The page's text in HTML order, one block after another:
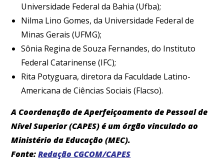
Universidade Federal da Bahia (Ufba);
Nilma Lino Gomes, da Universidade Federal de
Minas Gerais (UFMG);
Sônia Regina de Souza Fernandes, do Instituto
Federal Catarinense (IFC);
Rita Potyguara, diretora da Faculdade Latino-
Americana de Ciências Sociais (Flacso).
A Coordenação de Aperfeiçoamento de Pessoal de
Nível Superior (CAPES) é um órgão vinculado ao
Ministério da Educação (MEC).
Fonte:Redação CGCOM/CAPES